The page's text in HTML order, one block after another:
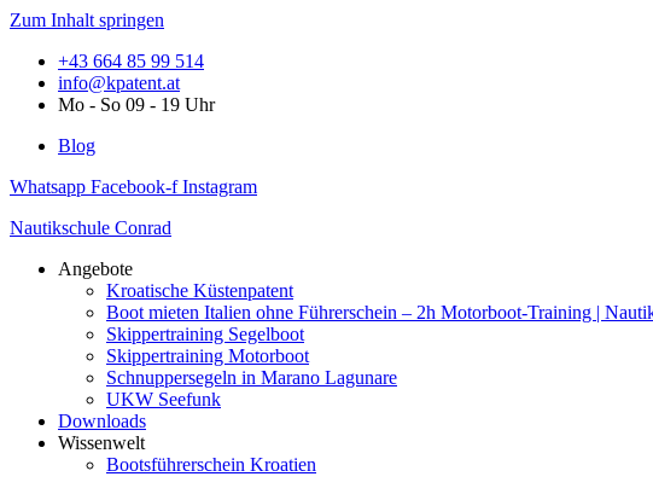
Zum Inhalt springen
+43 664 85 99 514
info@kpatent.at
Mo - So 09 - 19 Uhr
Blog
Whatsapp Facebook-f Instagram
Nautikschule Conrad
Angebote
Kroatische Küstenpatent
Boot mieten Italien ohne Führerschein – 2h Motorboot-Training |
Skippertraining Segelboot
Skippertraining Motorboot
Schnuppersegeln in Marano Lagunare
UKW Seefunk
Downloads
Wissenwelt
Bootsführerschein Kroatien